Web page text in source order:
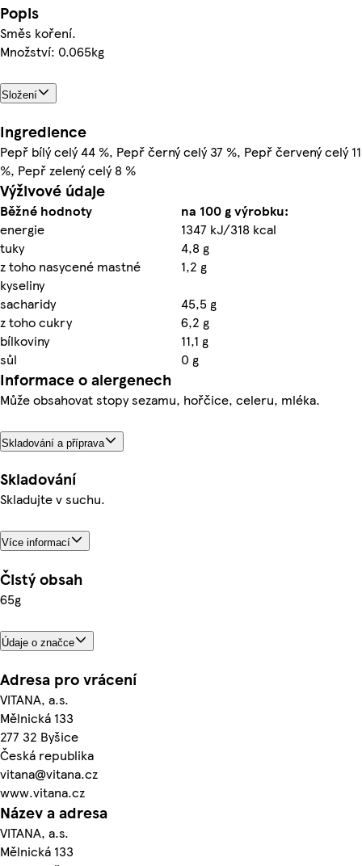
Popis
Směs koření.
Množství: 0.065kg
Složení
Ingredience
Pepř bílý celý 44 %, Pepř černý celý 37 %, Pepř červený celý 11
%, Pepř zelený celý 8 %
Výživové údaje
Běžné hodnoty
na 100 g výrobku:
energie
1347 kJ/318 kcal
tuky
4,8 g
z toho nasycené mastné
kyseliny
1,2 g
sacharidy
45,5 g
z toho cukry
6,2 g
bílkoviny
11,1 g
sůl
0 g
Informace o alergenech
Může obsahovat stopy sezamu, hořčice, celeru, mléka.
Skladování a příprava
Skladování
Skladujte v suchu.
Více informací
Čistý obsah
65g
Údaje o značce
Adresa pro vrácení
VITANA, a.s.
Mělnická 133
277 32 Byšice
Česká republika
vitana@vitana.cz
www.vitana.cz
Název a adresa
VITANA, a.s.
Mělnická 133